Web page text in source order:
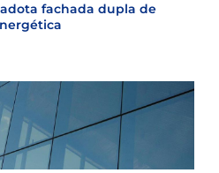
fachada dupla de